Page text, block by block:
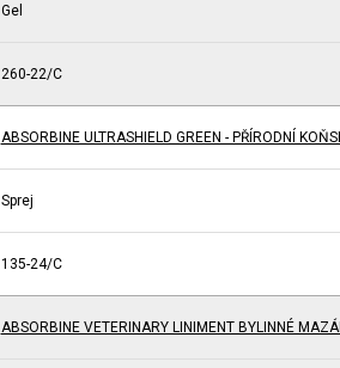
Gel
260-22/C
ABSORBINE ULTRASHIELD GREEN - PŘÍRODNÍ
Sprej
135-24/C
ABSORBINE VETERINARY LINIMENT BYLINNÉ